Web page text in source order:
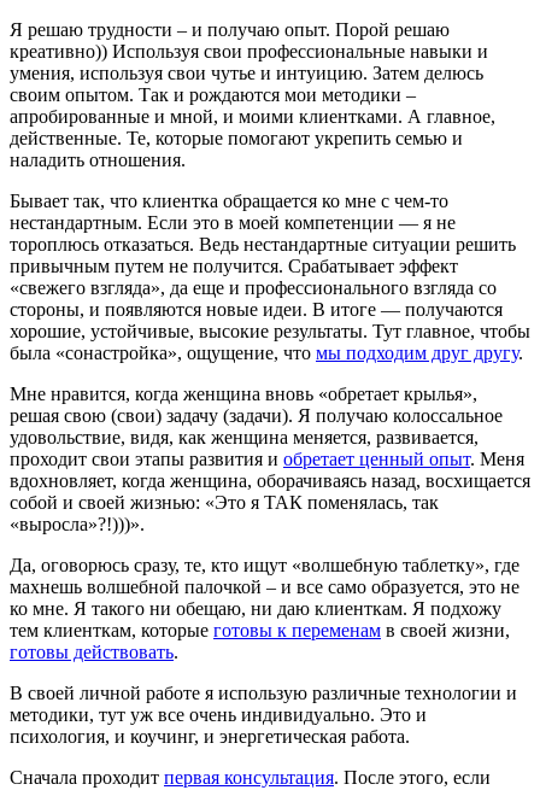
Я решаю трудности – и получаю опыт. Порой решаю
креативно)) Используя свои профессиональные навыки и
умения, используя свои чутье и интуицию. Затем делюсь
своим опытом. Так и рождаются мои методики –
апробированные и мной, и моими клиентками. А главное,
действенные. Те, которые помогают укрепить семью и
наладить отношения.
Бывает так, что клиентка обращается ко мне с чем-то
нестандартным. Если это в моей компетенции — я не
тороплюсь отказаться. Ведь нестандартные ситуации решить
привычным путем не получится. Срабатывает эффект
«свежего взгляда», да еще и профессионального взгляда со
стороны, и появляются новые идеи. В итоге — получаются
хорошие, устойчивые, высокие результаты. Тут главное, чтобы
была «сонастройка», ощущение, что мы подходим друг другу.
Мне нравится, когда женщина вновь «обретает крылья»,
решая свою (свои) задачу (задачи). Я получаю колоссальное
удовольствие, видя, как женщина меняется, развивается,
проходит свои этапы развития и обретает ценный опыт. Меня
вдохновляет, когда женщина, оборачиваясь назад, восхищается
собой и своей жизнью: «Это я ТАК поменялась, так
«выросла»?!)))».
Да, оговорюсь сразу, те, кто ищут «волшебную таблетку», где
махнешь волшебной палочкой – и все само образуется, это не
ко мне. Я такого ни обещаю, ни даю клиенткам. Я подхожу
тем клиенткам, которые готовы к переменам в своей жизни,
готовы действовать.
В своей личной работе я использую различные технологии и
методики, тут уж все очень индивидуально. Это и
психология, и коучинг, и энергетическая работа.
Сначала проходит первая консультация. После этого, если